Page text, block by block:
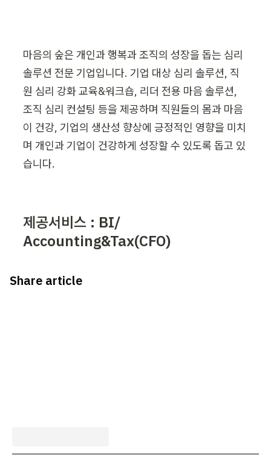
마음의 숲은 개인과 행복과 조직의 성장을 돕는 심리
솔루션 전문 기업입니다. 기업 대상 심리 솔루션, 직
원 심리 강화 교육&워크숍, 리더 전용 마음 솔루션,
조직 심리 컨설팅 등을 제공하며 직원들의 몸과 마음
이 건강, 기업의 생산성 향상에 긍정적인 영향을 미치
며 개인과 기업이 건강하게 성장할 수 있도록 돕고 있
습니다.
제공서비스 : BI/
Accounting&Tax(CFO)
Share article